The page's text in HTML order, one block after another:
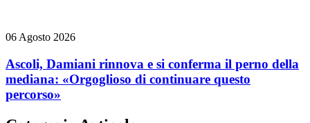
06 Agosto 2026
Ascoli, Damiani rinnova e si conferma il perno della
mediana: «Orgoglioso di continuare questo
percorso»